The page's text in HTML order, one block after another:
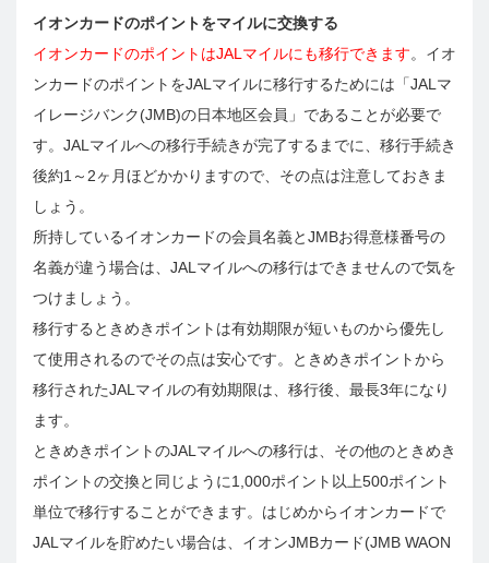
イオンカードのポイントをマイルに交換する
イオンカードのポイントはJALマイルにも移行できます。イオ
ンカードのポイントをJALマイルに移行するためには「JALマ
イレージバンク(JMB)の日本地区会員」であることが必要で
す。JALマイルへの移行手続きが完了するまでに、移行手続き
後約1～2ヶ月ほどかかりますので、その点は注意しておきま
しょう。
所持しているイオンカードの会員名義とJMBお得意様番号の
名義が違う場合は、JALマイルへの移行はできませんので気を
つけましょう。
移行するときめきポイントは有効期限が短いものから優先し
て使用されるのでその点は安心です。ときめきポイントから
移行されたJALマイルの有効期限は、移行後、最長3年になり
ます。
ときめきポイントのJALマイルへの移行は、その他のときめき
ポイントの交換と同じように1,000ポイント以上500ポイント
単位で移行することができます。はじめからイオンカードで
JALマイルを貯めたい場合は、イオンJMBカード(JMB WAON